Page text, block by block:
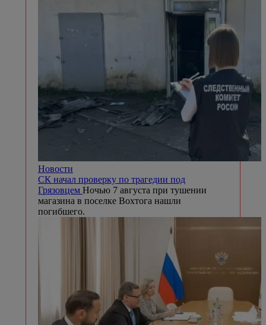
Новости
СК начал проверку по трагедии под
Грязовцем Ночью 7 августа при тушении
магазина в поселке Вохтога нашли
погибшего.